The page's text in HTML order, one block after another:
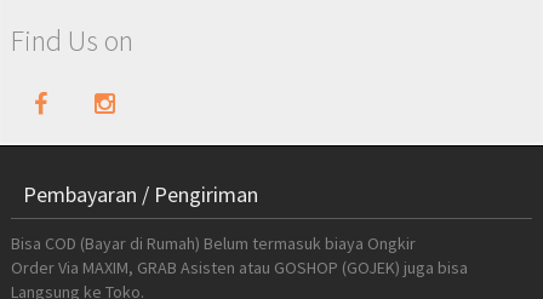
Find Us on
Pembayaran / Pengiriman
Bisa COD (Bayar di Rumah) Belum termasuk biaya Ongkir
Order Via MAXIM, GRAB Asisten atau GOSHOP (GOJEK) juga bisa
Langsung ke Toko.